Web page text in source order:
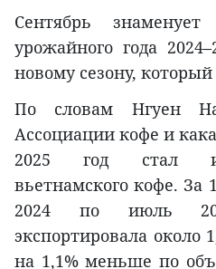
Сентябрь
урожайного года
новому сезону, который
По словам Нгуен
Ассоциации кофе и
2025 год стал
вьетнамского кофе. За
2024 по июль
экспортировала
на 1,1% меньше по